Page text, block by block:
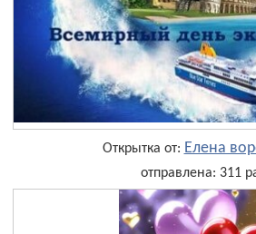
Открытка от: Елена
отправлена: 311